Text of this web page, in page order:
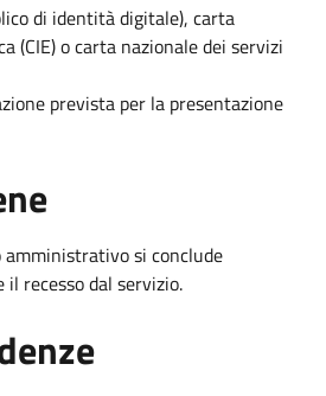
di identità digitale), carta
(CIE) o carta nazionale dei servizi
prevista per la presentazione
si conclude
recesso dal servizio.